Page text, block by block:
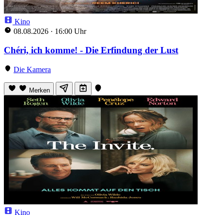
Kino
08.08.2026 · 16:00 Uhr
Chéri, ich komme! - Die Erfindung der Lust
Die Kamera
Merken
Kino